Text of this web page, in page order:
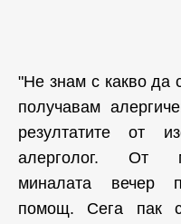
"Не знам с какво да
получавам
резултатите от
алерголог. От
миналата вечер
помощ. Сега пак